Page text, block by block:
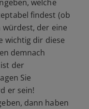
welche
findest (ob
der eine
wichtig dir diese
demnach
der
Sie
er sein!
dann haben